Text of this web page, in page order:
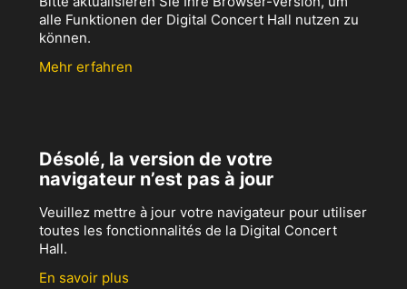
alle Funktionen der Digital Concert Hall nutzen zu
können.
Mehr erfahren
Désolé, la version de votre
navigateur n’est pas à jour
Veuillez mettre à jour votre navigateur pour utiliser
toutes les fonctionnalités de la Digital Concert
Hall.
En savoir plus